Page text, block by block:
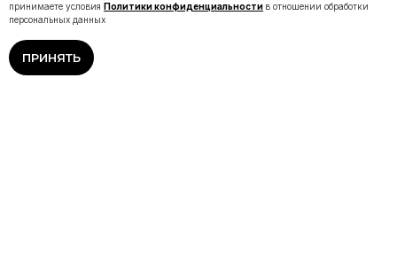
принимаете условия Политики конфиденциальности в отношении обработки
персональных данных
ПРИНЯТЬ